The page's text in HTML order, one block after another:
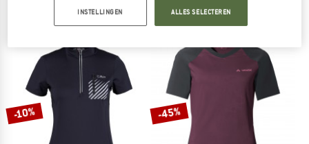
€ 88,95 € 44,95 € 19,33
(2)
-10% -45%
INSTELLINGEN ALLES SELECTEREN